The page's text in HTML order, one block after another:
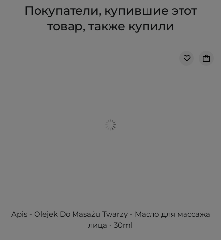
Покупатели, купившие этот
товар, также купили
Apis - Olejek Do Masażu Twarzy - Масло для массажа
лица - 30ml